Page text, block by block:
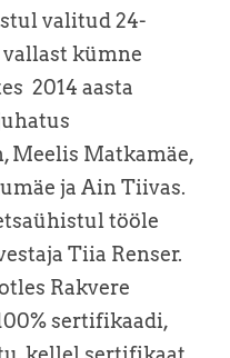
valitud 24-
kümne
2014 aasta
Meelis Matkamäe,
ja Ain Tiivas.
tööle
Tiia Renser.
Rakvere
sertifikaadi,